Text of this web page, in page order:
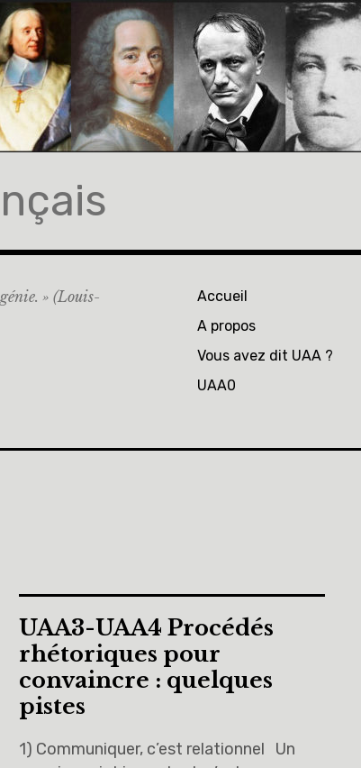
» (Louis-
Accueil
A propos
Vous avez dit UAA ?
UAA0
UAA3-UAA4 Procédés
rhétoriques pour
convaincre : quelques
pistes
1) Communiquer, c’est relationnel Un